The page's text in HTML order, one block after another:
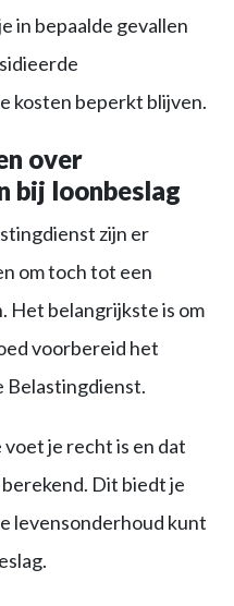
in bepaalde gevallen
kosten beperkt blijven.
over
bij loonbeslag
zijn er
om toch tot een
Het belangrijkste is om
voorbereid het
Belastingdienst.
je recht is en dat
Dit biedt je
levensonderhoud kunt